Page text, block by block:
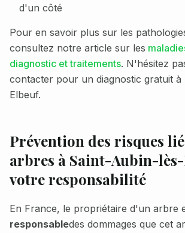
d'un côté
Pour en savoir plus sur les
consultez notre article sur les
diagnostic et traitements. N'hésitez
contacter pour un diagnostic gratuit à
Elbeuf.
Prévention des risques
arbres à Saint-Aubin-
votre responsabilité
En France, le propriétaire d'un arbre
responsabledes dommages que cet